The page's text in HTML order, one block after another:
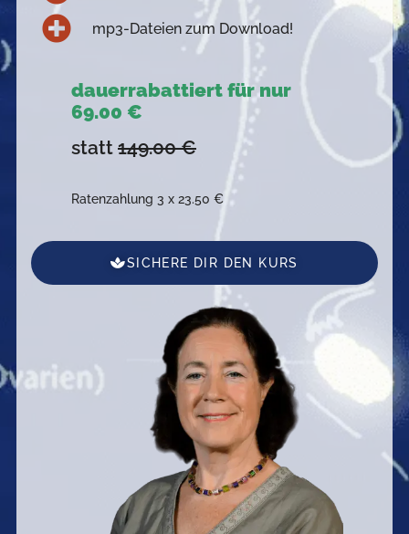
mp3-Dateien zum Download!
dauerrabattiert für nur
69.00 €
statt 149.00 €
Ratenzahlung 3 x 23.50 €
SICHERE DIR DEN KURS